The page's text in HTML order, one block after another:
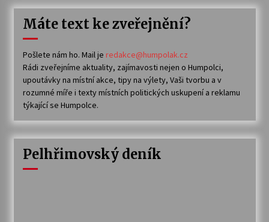
Máte text ke zveřejnění?
Pošlete nám ho. Mail je redakce@humpolak.cz
Rádi zveřejníme aktuality, zajímavosti nejen o Humpolci,
upoutávky na místní akce, tipy na výlety, Vaši tvorbu a v
rozumné míře i texty místních politických uskupení a reklamu
týkající se Humpolce.
Pelhřimovský deník